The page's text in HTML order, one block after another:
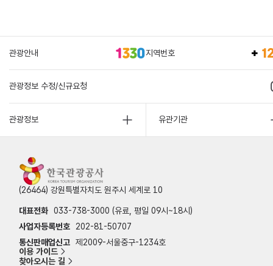
관광안내 지역번호
관광정보 수정/신규요청
관광정보 유관기관
(26464) 강원특별자치도 원주시 세계로 10
대표전화 033-738-3000 (유료, 평일 09시~18시)
사업자등록번호
202-81-50707
통신판매업신고 제2009-서울중구-1234호
이용 가이드
찾아오시는 길